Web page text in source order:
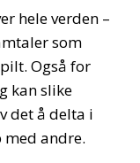
hele verden –
som
Også for
kan slike
det å delta i
andre.